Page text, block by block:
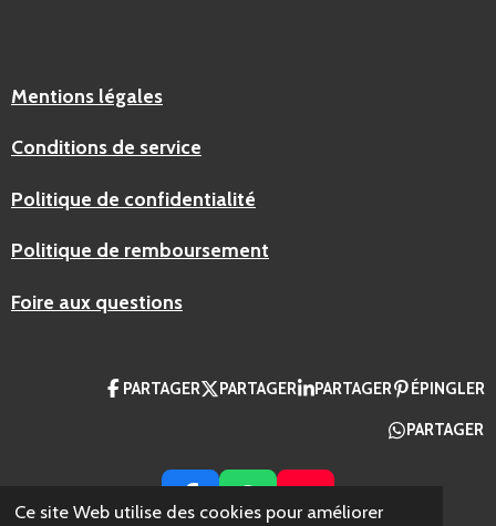
Ce site Web utilise des cookies pour améliorer
Mentions légales
Conditions de service
Politique de confidentialité
Politique de remboursement
Foire aux questions
PARTAGER PARTAGER PARTAGER ÉPINGLER
PARTAGER
F
W
Y